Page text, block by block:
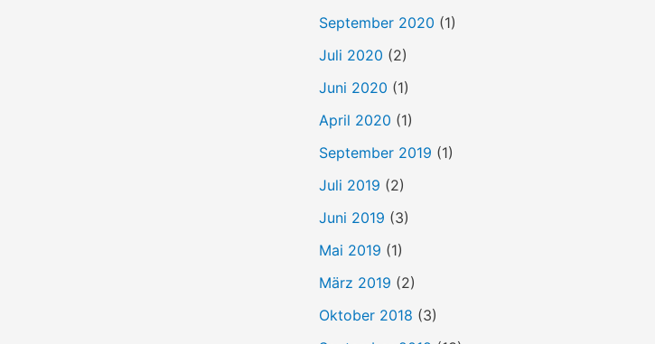
September 2020 (1)
Juli 2020 (2)
Juni 2020 (1)
April 2020 (1)
September 2019 (1)
Juli 2019 (2)
Juni 2019 (3)
Mai 2019 (1)
März 2019 (2)
Oktober 2018 (3)